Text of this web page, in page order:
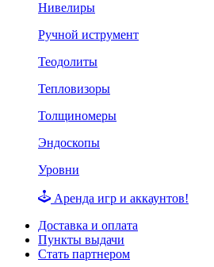
Нивелиры
Ручной иструмент
Теодолиты
Тепловизоры
Толщиномеры
Эндоскопы
Уровни
Аренда игр и аккаунтов!
Доставка и оплата
Пункты выдачи
Стать партнером